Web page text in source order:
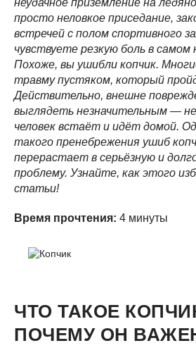
неудачное приземление на
просто неловкое приседание,
встречей с полом спортивного
чувствуете резкую боль в самом
Похоже, вы ушибли копчик.
травму пустяком, который
Действительно, внешне
выглядеть незначительным —
человек встаёт и идёт домой.
такого пренебрежения ушиб
перерастает в серьёзную и
проблему. Узнайте, как этого
статьи!
Время прочтения: 4 минуты
ЧТО ТАКОЕ
ПОЧЕМУ ОН